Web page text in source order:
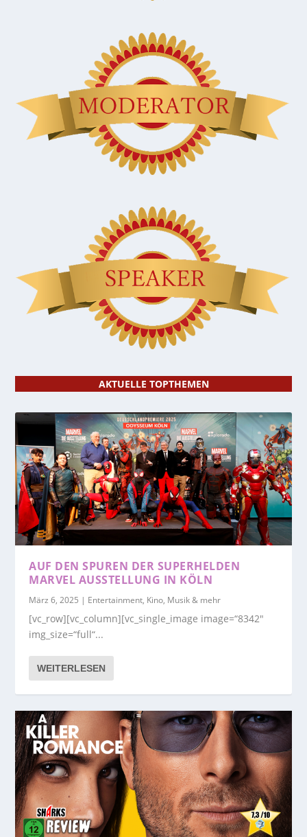
AKTUELLE TOPTHEMEN
AUF DEN SPUREN DER SUPERHELDEN
MARVEL AUSSTELLUNG IN KÖLN
März 6, 2025 | Entertainment, Kino, Musik & mehr
[vc_row][vc_column][vc_single_image image=“8342″
img_size=“full“...
WEITERLESEN